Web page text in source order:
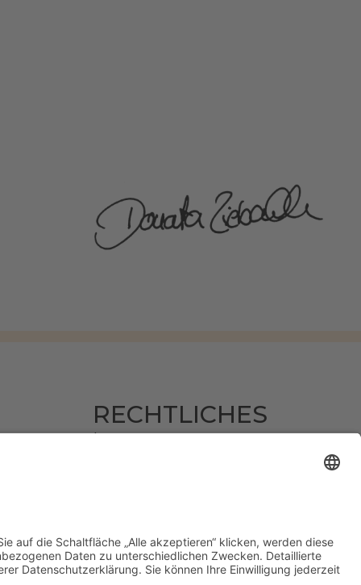
RECHTLICHES
Impressum
Widerruf erklären